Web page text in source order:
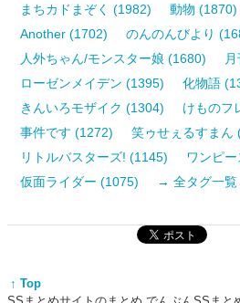
まちカドまぞく (1982)
動物 (1870)
Another (1702)
のんのんびより
人外ちゃん/モンスター娘 (1680)
ローゼンメイデン (1395)
化物語
きんいろモザイク (1304)
けものフ
事件です (1272)
笑ゥせぇるすまん
リトルバスターズ! (1145)
ワンピ
仮面ライダー (1075)
→ 全タグ一覧
↑ Top